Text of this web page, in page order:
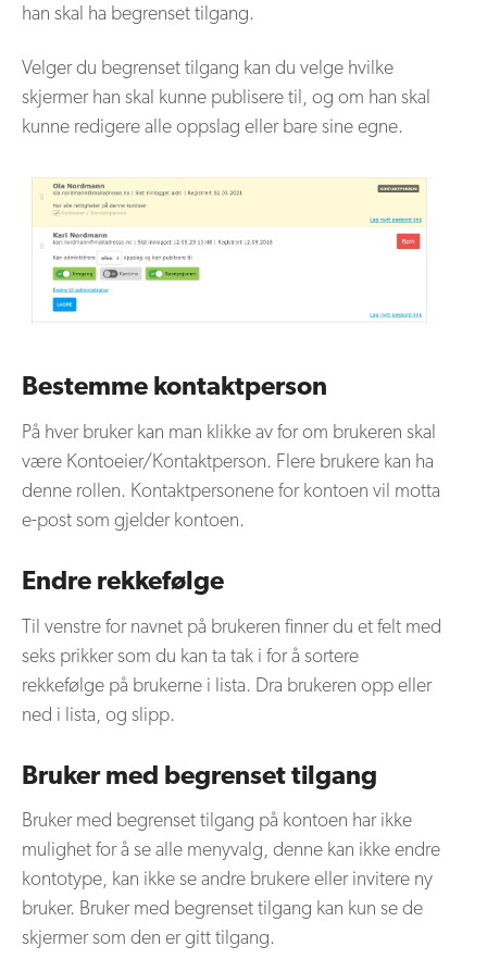
han skal ha begrenset tilgang.
Velger du begrenset tilgang kan du velge hvilke
skjermer han skal kunne publisere til, og om han skal
kunne redigere alle oppslag eller bare sine egne.
Bestemme kontaktperson
På hver bruker kan man klikke av for om brukeren skal
være Kontoeier/Kontaktperson. Flere brukere kan ha
denne rollen. Kontaktpersonene for kontoen vil motta
e-post som gjelder kontoen.
Endre rekkefølge
Til venstre for navnet på brukeren finner du et felt med
seks prikker som du kan ta tak i for å sortere
rekkefølge på brukerne i lista. Dra brukeren opp eller
ned i lista, og slipp.
Bruker med begrenset tilgang
Bruker med begrenset tilgang på kontoen har ikke
mulighet for å se alle menyvalg, denne kan ikke endre
kontotype, kan ikke se andre brukere eller invitere ny
bruker. Bruker med begrenset tilgang kan kun se de
skjermer som den er gitt tilgang.